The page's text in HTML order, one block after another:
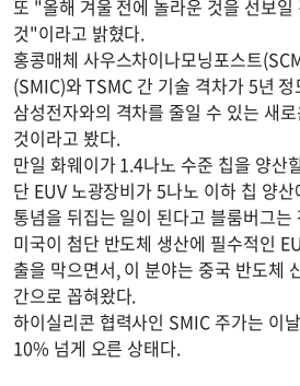
또 "올해 겨울 전에 놀라운 것을 선보일
것"이라고 밝혔다.
홍콩매체 사우스차이나모닝포스트
(SMIC)와 TSMC 간 기술 격차가 5년
삼성전자와의 격차를 줄일 수 있는 새
것이라고 봤다.
만일 화웨이가 1.4나노 수준 칩을 양산
단 EUV 노광장비가 5나노 이하 칩 양
통념을 뒤집는 일이 된다고 블룸버그는
미국이 첨단 반도체 생산에 필수적인
출을 막으면서, 이 분야는 중국 반도체
간으로 꼽혀왔다.
하이실리콘 협력사인 SMIC 주가는 이
10% 넘게 오른 상태다.